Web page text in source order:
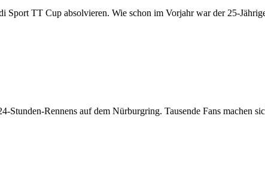
TT Cup absolvieren. Wie schon im Vorjahr war der 25-
Rennens auf dem Nürburgring. Tausende Fans machen